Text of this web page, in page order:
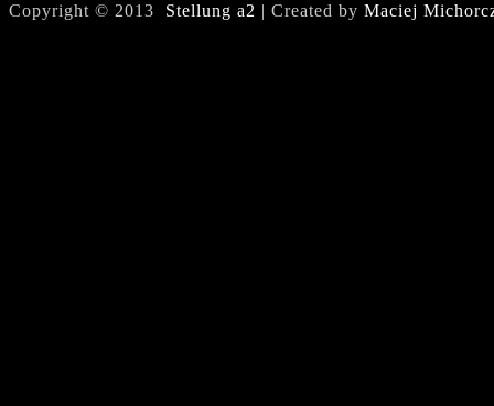
Copyright © 2013 Stellung a2 | Created by Maciej